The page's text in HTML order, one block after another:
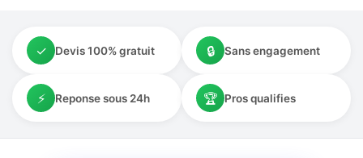
✓ Devis 100% gratuit 🔒 Sans engagement
⚡ Reponse sous 24h 🏆 Pros qualifies